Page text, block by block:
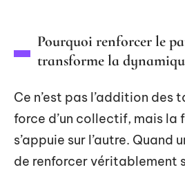
Pourquoi renforcer le
transforme la
Ce n’est pas l’addition des
force d’un collectif, mais la
s’appuie sur l’autre. Quand
de renforcer véritablement